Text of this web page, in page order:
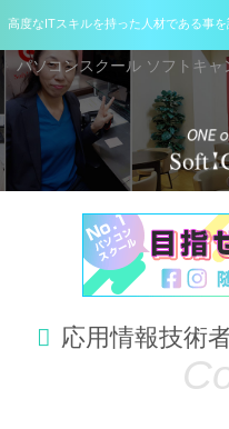
高度なITスキルを持った人材である事
パソコンスクール ソフトキャ
応用情報技術